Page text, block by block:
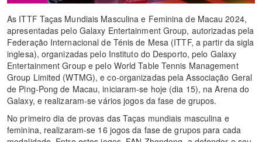
As ITTF Taças Mundiais Masculina e Feminina de Macau 2024,
apresentadas pelo Galaxy Entertainment Group, autorizadas pela
Federação Internacional de Ténis de Mesa (ITTF, a partir da sigla
inglesa), organizadas pelo Instituto do Desporto, pelo Galaxy
Entertainment Group e pelo World Table Tennis Management
Group Limited (WTMG), e co-organizadas pela Associação Geral
de Ping-Pong de Macau, iniciaram-se hoje (dia 15), na Arena do
Galaxy, e realizaram-se vários jogos da fase de grupos.
No primeiro dia de provas das Taças mundiais masculina e
feminina, realizaram-se 16 jogos da fase de grupos para cada